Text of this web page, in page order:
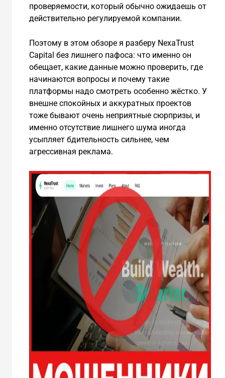
проверяемости, который обычно ожидаешь от
действительно регулируемой компании.
Поэтому в этом обзоре я разберу NexaTrust
Capital без лишнего пафоса: что именно он
обещает, какие данные можно проверить, где
начинаются вопросы и почему такие
платформы надо смотреть особенно жёстко. У
внешне спокойных и аккуратных проектов
тоже бывают очень неприятные сюрпризы, и
именно отсутствие лишнего шума иногда
усыпляет бдительность сильнее, чем
агрессивная реклама.